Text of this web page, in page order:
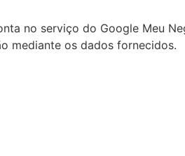
no serviço do Google Meu
mediante os dados fornecidos.